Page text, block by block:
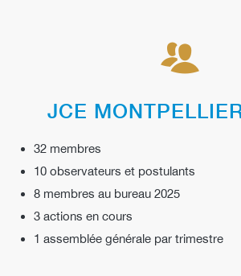
JCE
32 membres
10 observateurs et postulants
8 membres au bureau 2025
3 actions en cours
1 assemblée générale par trimestre